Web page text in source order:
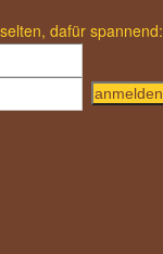
dafür spannend:
anmelden